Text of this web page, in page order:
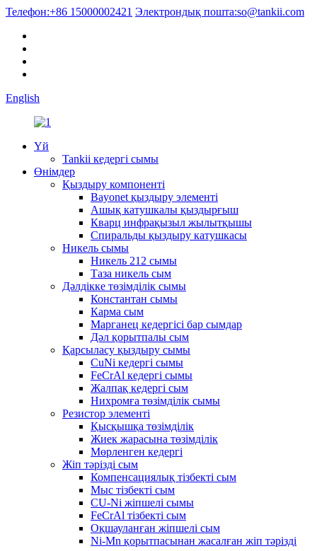
Телефон:+86 15000002421 Электрондық пошта:so@tankii.com
English
Үй
Tankii кедергі сымы
Өнімдер
Қыздыру компоненті
Bayonet қыздыру элементі
Ашық катушкалы қыздырғыш
Кварц инфрақызыл жылытқышы
Спиральды қыздыру катушкасы
Никель сымы
Никель 212 сымы
Таза никель сым
Дәлдікке төзімділік сымы
Константан сымы
Карма сым
Марганец кедергісі бар сымдар
Дәл қорытпалы сым
Қарсыласу қыздыру сымы
CuNi кедергі сымы
FeCrAl кедергі сымы
Жалпақ кедергі сым
Нихромға төзімділік сымы
Резистор элементі
Қысқышқа төзімділік
Жиек жарасына төзімділік
Мөрленген кедергі
Жіп тәрізді сым
Компенсациялық тізбекті сым
Мыс тізбекті сым
CU-Ni жіпшелі сымы
FeCrAl тізбекті сым
Оқшауланған жіпшелі сым
Ni-Mn қорытпасынан жасалған жіп тәрізді